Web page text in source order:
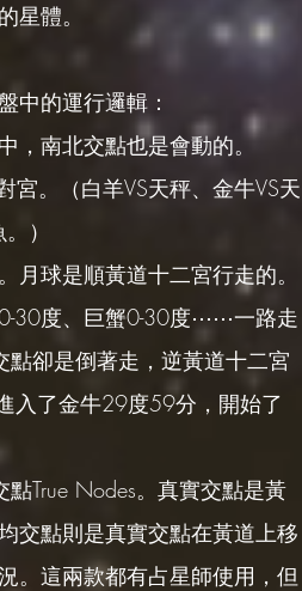
星體。
中的運行邏輯：
，南北交點也是會動的。
。（白羊VS天秤、金牛VS天
）
球是順黃道十二宮行走的。
30度、巨蟹0-30度⋯⋯一路走
卻是倒著走，逆黃道十二宮
入了金牛29度59分，開始了
True Nodes。真實交點是黃
交點則是真實交點在黃道上移
。這兩款都有占星師使用，但